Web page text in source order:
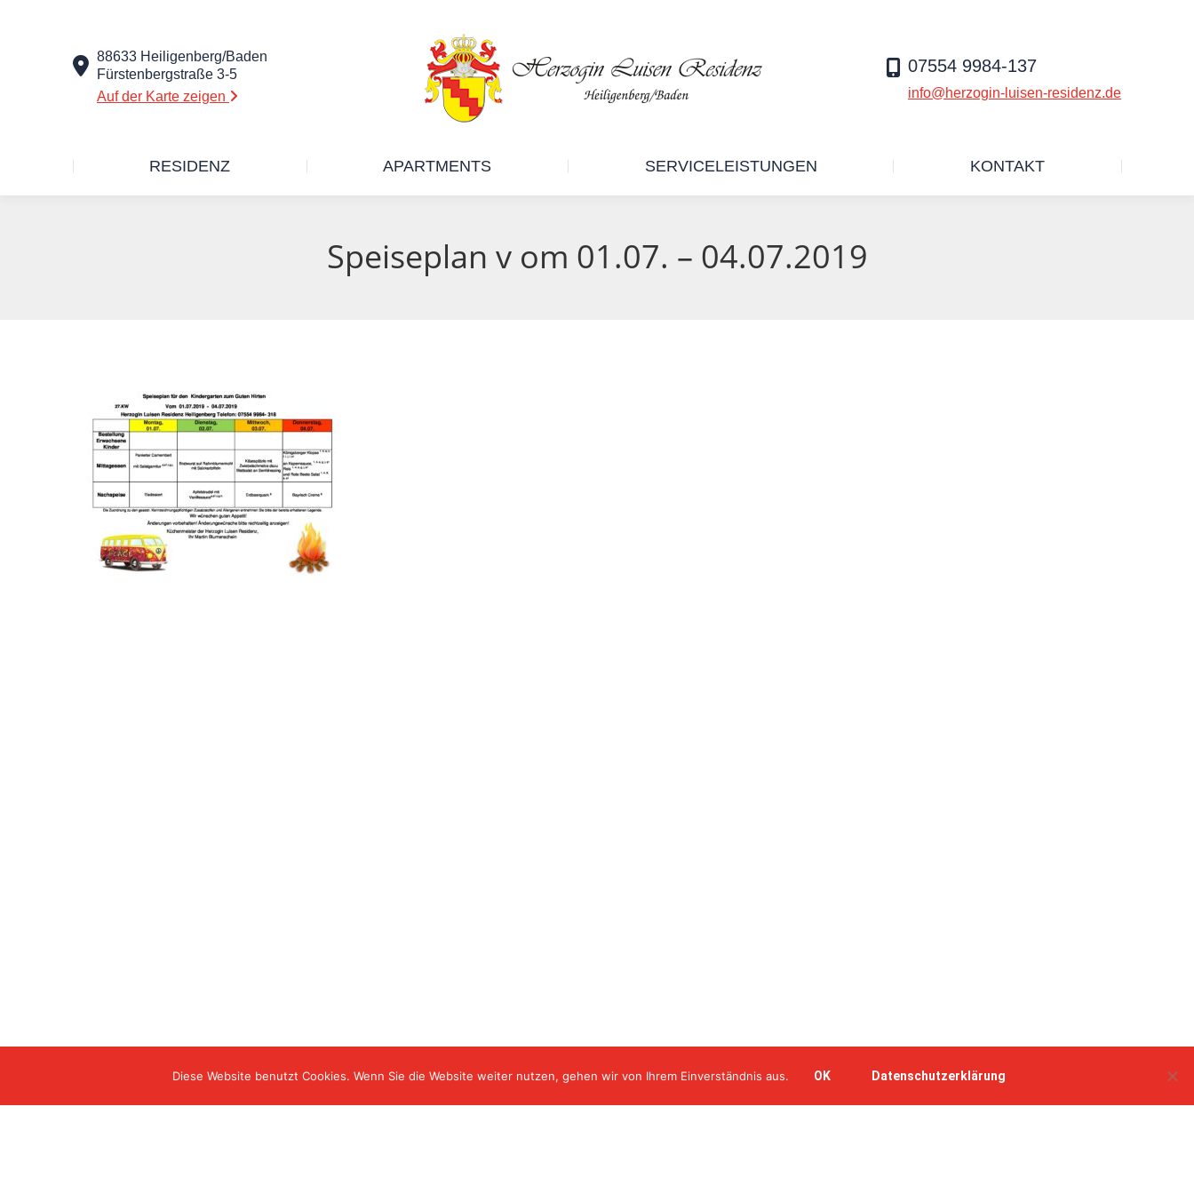
88633 Heiligenberg/Baden
Fürstenbergstraße 3-5
Auf der Karte zeigen
07554 9984-137
info@herzogin-luisen-residenz.de
RESIDENZ APARTMENTS SERVICELEISTUNGEN KONTAKT
Speiseplan v om 01.07. – 04.07.2019
©Herzogin Luisen Residenz - Betreutes Wohnen
Diese Website benutzt Cookies. Wenn Sie die Website weiter nutzen, gehen wir von Ihrem Einverständnis aus. OK Datenschutzerklärung
RESIDENZ